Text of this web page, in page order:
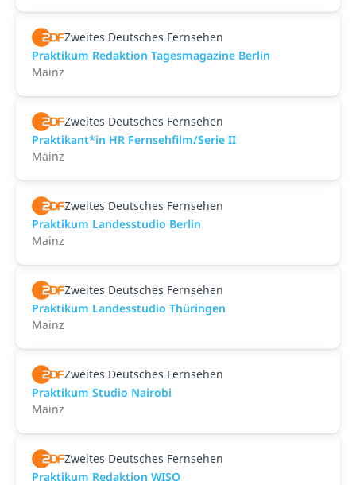
Zweites Deutsches Fernsehen
Praktikum Redaktion Tagesmagazine Berlin
Mainz
Zweites Deutsches Fernsehen
Praktikant*in HR Fernsehfilm/Serie II
Mainz
Zweites Deutsches Fernsehen
Praktikum Landesstudio Berlin
Mainz
Zweites Deutsches Fernsehen
Praktikum Landesstudio Thüringen
Mainz
Zweites Deutsches Fernsehen
Praktikum Studio Nairobi
Mainz
Zweites Deutsches Fernsehen
Praktikum Redaktion WISO